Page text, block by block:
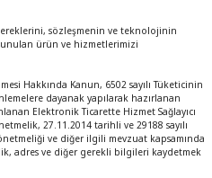
sözleşmenin ve teknolojinin
ürün ve hizmetlerimizi
Hakkında Kanun, 6502 sayılı Tüketicinin
dayanak yapılarak hazırlanan
Elektronik Ticarette Hizmet Sağlayıcı
27.11.2014 tarihli ve 29188 sayılı
ve diğer ilgili mevzuat kapsamında
adres ve diğer gerekli bilgileri kaydetmek